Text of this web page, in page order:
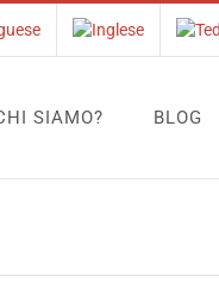
SIAMO? BLOG